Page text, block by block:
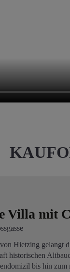
Villa mit
Hietzing gelangt
historischen
bis hin